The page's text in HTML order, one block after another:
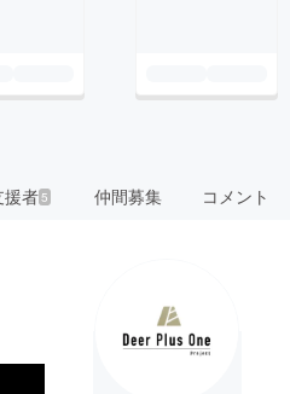
援者5 仲間募集 コメント